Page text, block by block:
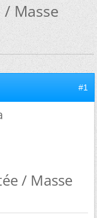
Masse
#1
/ Masse